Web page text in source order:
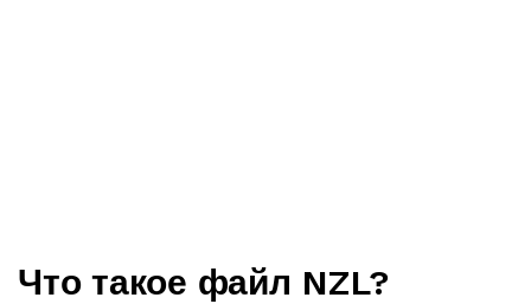
Что такое файл NZL?